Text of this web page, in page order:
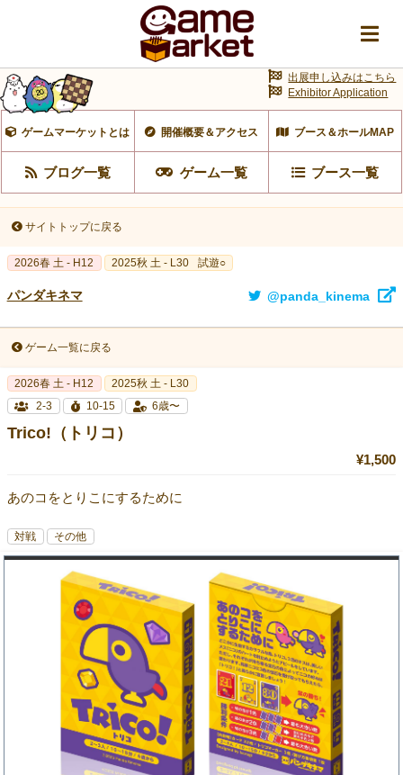
ゲームマーケットとは 開催概要＆アクセス ブース＆ホールMAP
ブログ一覧 ゲーム一覧 ブース一覧
出展申し込みはこちら
Exhibitor Application
サイトトップに戻る
2026春 土 - H12 2025秋 土 - L30 試遊○
パンダキネマ @panda_kinema
ゲーム一覧に戻る
2026春 土 - H12
2025秋 土 - L30
2-3
10-15 6歳〜
Trico!（トリコ）
¥1,500
あのコをとりこにするために
対戦 その他